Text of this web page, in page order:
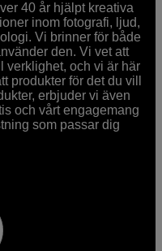
40 år hjälpt kreativa
inom fotografi, ljud,
Vi brinner för både
den. Vi vet att
verklighet, och vi är här
produkter för det du vill
erbjuder vi även
och vårt engagemang
som passar dig